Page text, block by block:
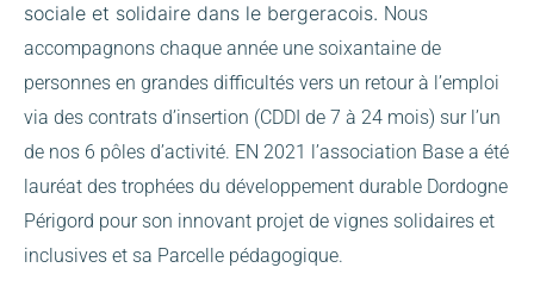
sociale et solidaire dans le bergeracois. Nous
accompagnons chaque année une soixantaine de
personnes en grandes difficultés vers un retour à l’emploi
via des contrats d’insertion (CDDI de 7 à 24 mois) sur l’un
de nos 6 pôles d’activité. EN 2021 l’association Base a été
lauréat des trophées du développement durable Dordogne
Périgord pour son innovant projet de vignes solidaires et
inclusives et sa Parcelle pédagogique.